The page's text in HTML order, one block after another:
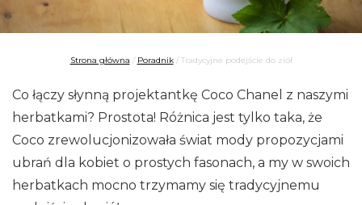
Strona główna / Poradnik/Tradycyjne podejście do ziół
Co łączy słynną projektantkę Coco Chanel z naszymi
herbatkami? Prostota! Różnica jest tylko taka, że
Coco zrewolucjonizowała świat mody propozycjami
ubrań dla kobiet o prostych fasonach, a my w swoich
herbatkach mocno trzymamy się tradycyjnemu